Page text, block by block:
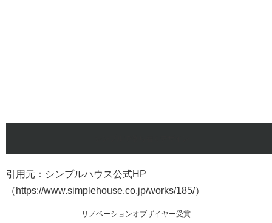
引用元：シンプルハウス公式HP
（https://www.simplehouse.co.jp/works/185/）
リノベーションオブザイヤー受賞